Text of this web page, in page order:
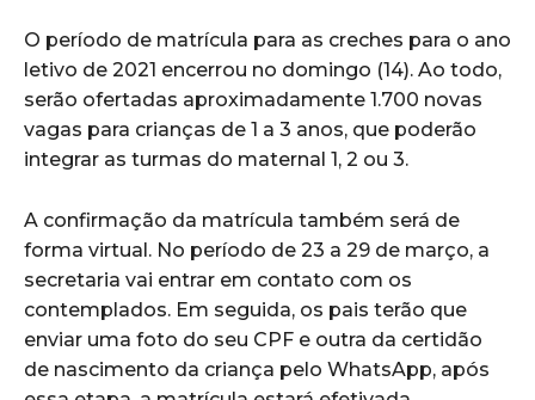
O período de matrícula para as creches para o ano
letivo de 2021 encerrou no domingo (14). Ao todo,
serão ofertadas aproximadamente 1.700 novas
vagas para crianças de 1 a 3 anos, que poderão
integrar as turmas do maternal 1, 2 ou 3.
A confirmação da matrícula também será de
forma virtual. No período de 23 a 29 de março, a
secretaria vai entrar em contato com os
contemplados. Em seguida, os pais terão que
enviar uma foto do seu CPF e outra da certidão
de nascimento da criança pelo WhatsApp, após